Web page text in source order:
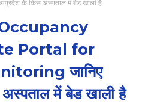
के किस अस्पताल में बेड खाली है
Portal for
जानिए
में बेड खाली है